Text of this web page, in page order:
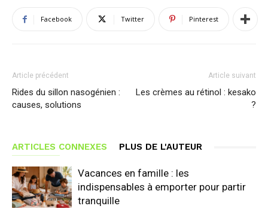
Facebook Twitter Pinterest
Article précédent
Rides du sillon nasogénien :
causes, solutions
Article suivant
Les crèmes au rétinol : kesako
?
ARTICLES CONNEXES PLUS DE L'AUTEUR
Vacances en famille : les
indispensables à emporter pour partir
tranquille